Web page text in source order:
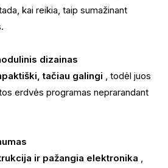
kai reikia, taip sumažinant
dizainas
tačiau galingi , todėl juos
erdvės programas neprarandant
ir pažangia elektronika ,